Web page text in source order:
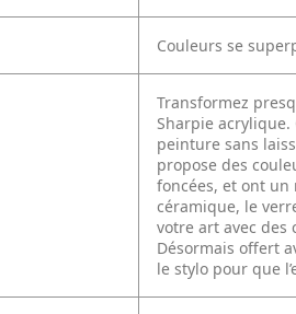
Couleurs se
Transformez
Sharpie
peinture sans
propose des
foncées, et ont un
céramique, le
votre art avec
Désormais offert
le stylo pour que